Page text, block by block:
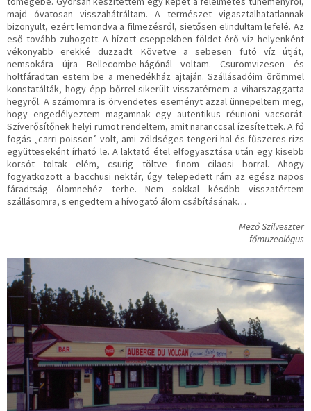
majd óvatosan visszahátráltam. A természet vigasztalhatatlannak
bizonyult, ezért lemondva a filmezésről, sietősen elindultam lefelé. Az
eső tovább zuhogott. A hízott cseppekben földet érő víz helyenként
vékonyabb erekké duzzadt. Követve a sebesen futó víz útját,
nemsokára újra Bellecombe-hágónál voltam. Csuromvizesen és
holtfáradtan estem be a menedékház ajtaján. Szállásadóim örömmel
konstatálták, hogy épp bőrrel sikerült visszatérnem a viharszaggatta
hegyről. A számomra is örvendetes eseményt azzal ünnepeltem meg,
hogy engedélyeztem magamnak egy autentikus réunioni vacsorát.
Szíverősítőnek helyi rumot rendeltem, amit naranccsal ízesítettek. A fő
fogás „carri poisson” volt, ami zöldséges tengeri hal és fűszeres rizs
együtteseként írható le. A laktató étel elfogyasztása után egy kisebb
korsót toltak elém, csurig töltve finom cilaosi borral. Ahogy
fogyatkozott a bacchusi nektár, úgy telepedett rám az egész napos
fáradtság ólomnehéz terhe. Nem sokkal később visszatértem
szállásomra, s engedtem a hívogató álom csábításának…
Mező Szilveszter
főmuzeológus